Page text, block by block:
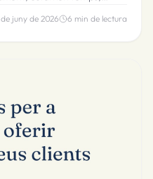
del client.
de juny de 2026 6 min de lectura